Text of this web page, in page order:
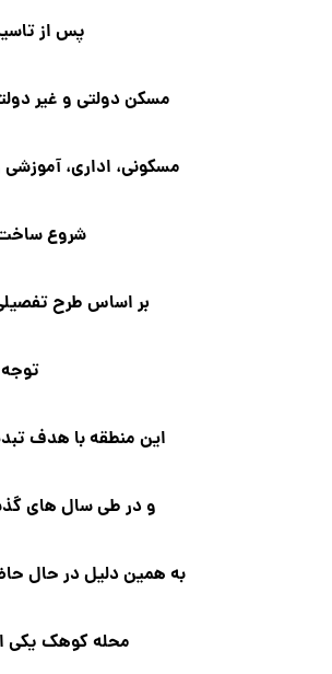
پس از
مسکن دولتی و غیر
مسکونی، اداری،
شروع ساخت
بر اساس طرح
این منطقه با هدف
و در طی سال های
به همین دلیل در حال
محله کوهک یکی